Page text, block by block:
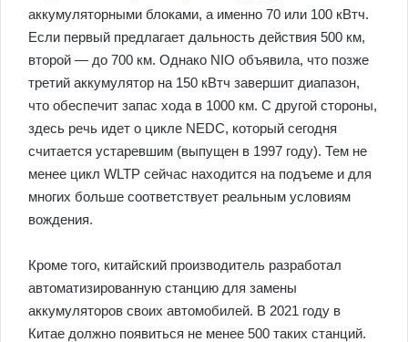
аккумуляторными блоками, а именно 70 или 100 кВтч.
Если первый предлагает дальность действия 500 км,
второй — до 700 км. Однако NIO объявила, что позже
третий аккумулятор на 150 кВтч завершит диапазон,
что обеспечит запас хода в 1000 км. С другой стороны,
здесь речь идет о цикле NEDC, который сегодня
считается устаревшим (выпущен в 1997 году). Тем не
менее цикл WLTP сейчас находится на подъеме и для
многих больше соответствует реальным условиям
вождения.
Кроме того, китайский производитель разработал
автоматизированную станцию для замены
аккумуляторов своих автомобилей. В 2021 году в
Китае должно появиться не менее 500 таких станций.